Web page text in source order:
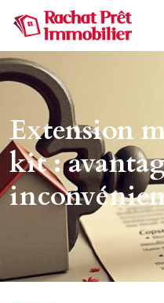
Extension
kit :